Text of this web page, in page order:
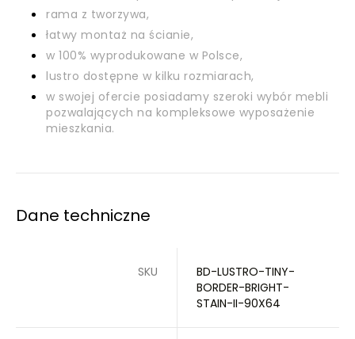
rama z tworzywa,
łatwy montaż na ścianie,
w 100% wyprodukowane w Polsce,
lustro dostępne w kilku rozmiarach,
w swojej ofercie posiadamy szeroki wybór mebli
pozwalających na kompleksowe wyposażenie
mieszkania.
Dane techniczne
SKU
BD-LUSTRO-TINY-
BORDER-BRIGHT-
STAIN-II-90X64